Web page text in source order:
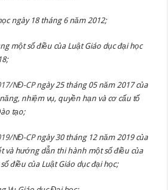
ngày 18 tháng 6 năm 2012;
một số điều của Luật Giáo dục đại học
NĐ-CPngày 25 tháng 05 năm 2017 của
nhiệm vụ, quyền hạn và cơ cấu tổ
tạo;
NĐ-CPngày 30 tháng 12 năm 2019 của
và hướng dẫn thi hành một số điều của
điều của Luật Giáo dục đại học;